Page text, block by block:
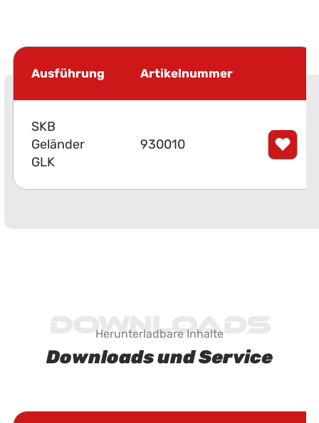
Ausführung Artikelnummer
SKB
Geländer
GLK
930010
Downloads
Herunterladbare Inhalte
Downloads und Service